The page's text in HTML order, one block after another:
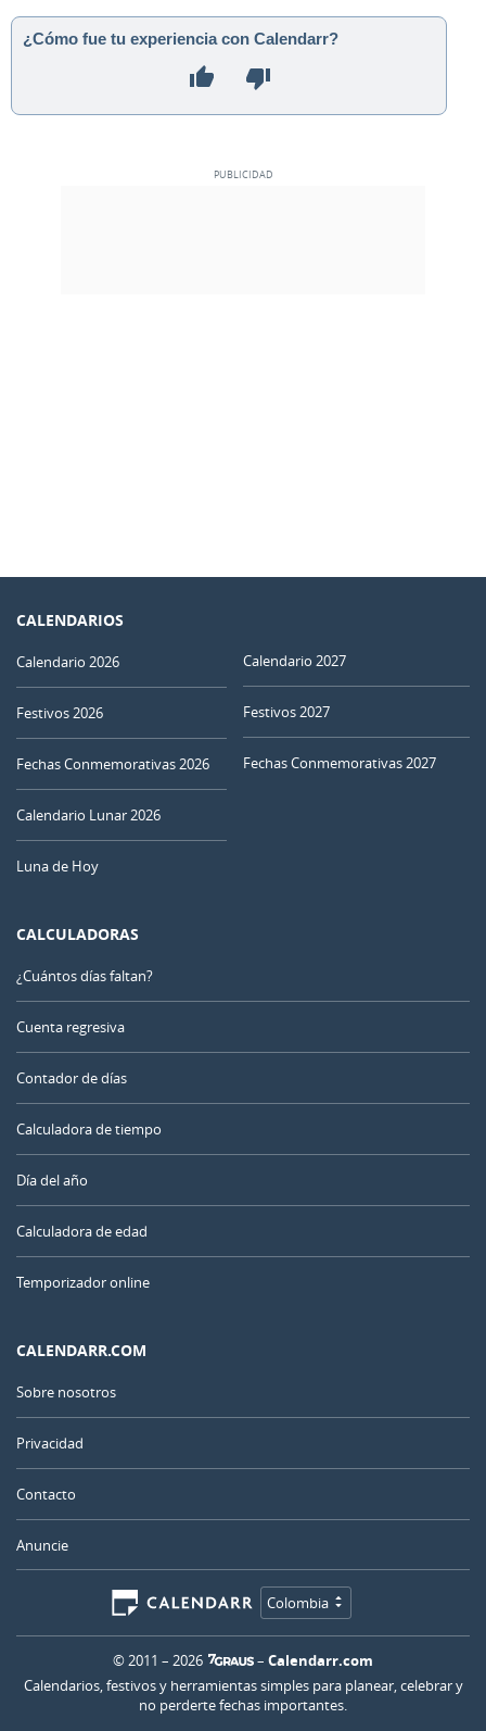
¿Cómo fue tu experiencia con Calendarr?
CALENDARIOS
Calendario 2026
Festivos 2026
Fechas Conmemorativas 2026
Calendario Lunar 2026
Luna de Hoy
Calendario 2027
Festivos 2027
Fechas Conmemorativas 2027
CALCULADORAS
¿Cuántos días faltan?
Cuenta regresiva
Contador de días
Calculadora de tiempo
Día del año
Calculadora de edad
Temporizador online
CALENDARR.COM
Sobre nosotros
Privacidad
Contacto
Anuncie
Colombia
© 2011 – 2026 – Calendarr.com
Calendarios, festivos y herramientas simples para planear, celebrar y
no perderte fechas importantes.